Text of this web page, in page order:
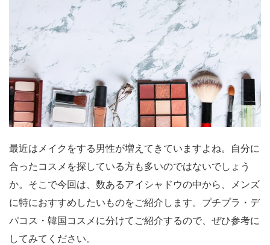
最近はメイクをする男性が増えてきていますよね。自分に
合ったコスメを探している方も多いのではないでしょう
か。そこで今回は、数あるアイシャドウの中から、メンズ
に特におすすめしたいものをご紹介します。プチプラ・デ
パコス・韓国コスメに分けてご紹介するので、ぜひ参考に
してみてください。